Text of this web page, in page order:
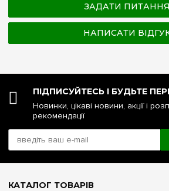
ЗАДАТИ ПИТАННЯ
НАПИСАТИ
ПІДПИСУЙТЕСЬ І БУДЬТЕ
Новинки, цікаві новини, акції і
рекомендації
КАТАЛОГ ТОВАРІВ